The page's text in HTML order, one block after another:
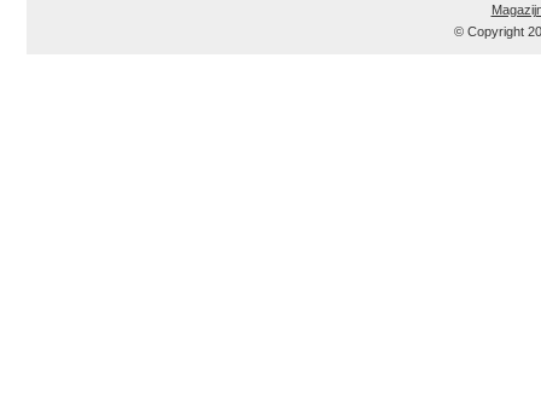
© Copyright